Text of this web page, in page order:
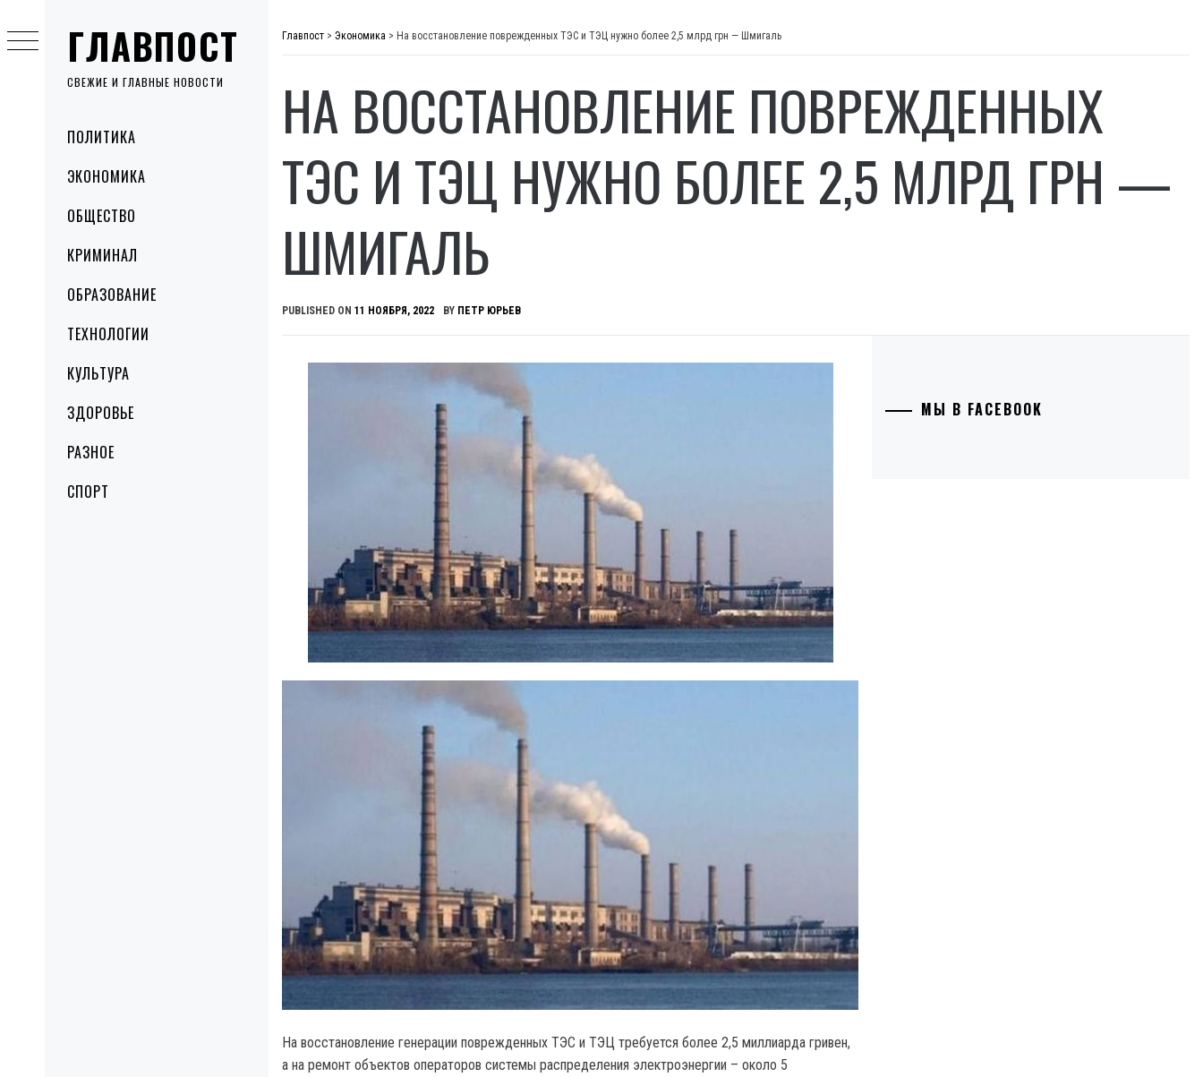
ГЛАВПОСТ
СВЕЖИЕ И ГЛАВНЫЕ НОВОСТИ
MenuПОЛИТИКА
ЭКОНОМИКА
ОБЩЕСТВО
КРИМИНАЛ
ОБРАЗОВАНИЕ
ТЕХНОЛОГИИ
КУЛЬТУРА
ЗДОРОВЬЕ
РАЗНОЕ
СПОРТ
to
content
Главпост > Экономика > На восстановление поврежденных ТЭС и ТЭЦ нужно более 2,5 млрд грн — Шмигаль
НА ВОССТАНОВЛЕНИЕ ПОВРЕЖДЕННЫХ
ТЭС И ТЭЦ НУЖНО БОЛЕЕ 2,5 МЛРД ГРН —
ШМИГАЛЬ
PUBLISHED ON 11 НОЯБРЯ, 2022 BY ПЕТР ЮРЬЕВ
На восстановление генерации поврежденных ТЭС и ТЭЦ требуется более 2,5 миллиарда гривен,
а на ремонт объектов операторов системы распределения электроэнергии – около 5
МЫ В FACEBOOK